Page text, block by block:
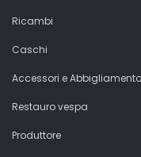
Ricambi
Caschi
Accessori e Abbigliamento
Restauro vespa
Produttore